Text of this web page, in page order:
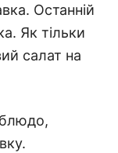
Останній
Як тільки
салат на
блюдо,